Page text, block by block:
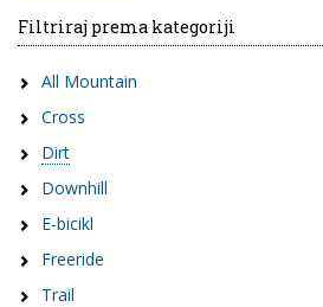
Filtriraj prema kategoriji
All Mountain
Cross
Dirt
Downhill
E-bicikl
Freeride
Trail